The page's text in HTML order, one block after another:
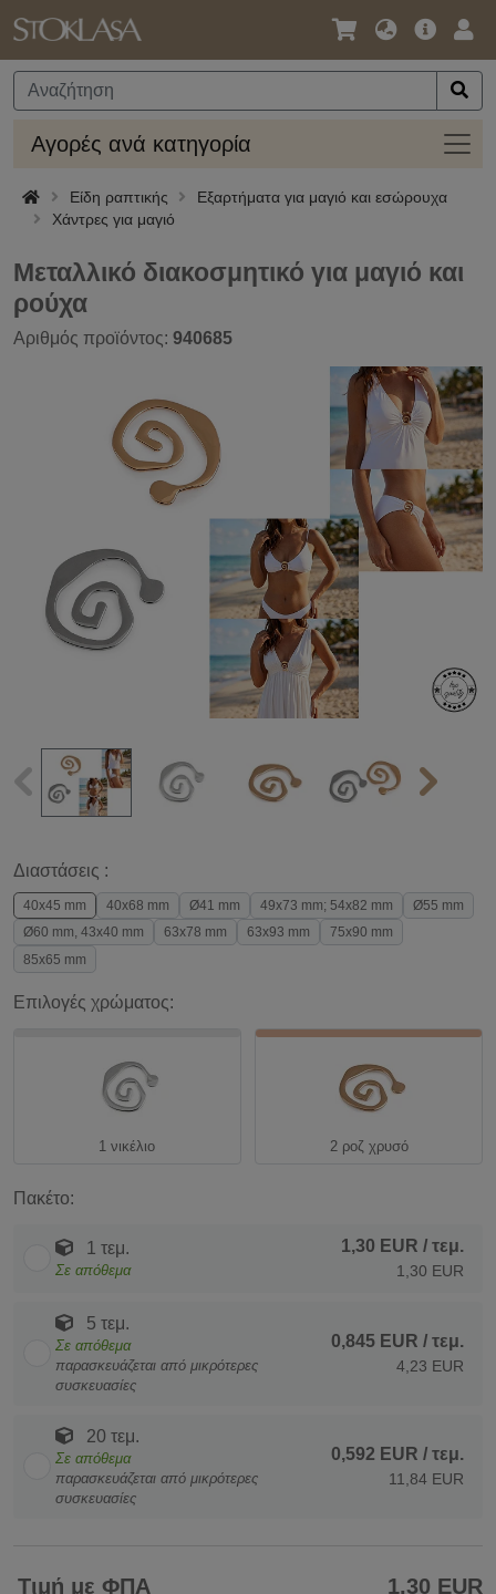
Γλώσσα
Νόμισμα
Κύρια
Αγορές ανά κατηγορία
ανά
Είδη ραπτικής
Εξαρτήματα για μαγιό και εσώρουχα
Χάντρες για μαγιό
Μεταλλικό διακοσμητικό για μαγιό και
ρούχα
Αριθμός προϊόντος: 940685
Διαστάσεις :
40x45 mm 40x68 mm Ø41 mm 49x73 mm; 54x82 mm
Ø55 mm
Ø60 mm, 43x40 mm
63x78 mm 63x93 mm
75x90 mm
85x65 mm
Επιλογές χρώματος:
1 νικέλιο 2 ροζ χρυσό
Πακέτο:
1 τεμ.
Σε απόθεμα
1,30 EUR / τεμ.
1,30 EUR
5 τεμ.
Σε απόθεμα
παρασκευάζεται από μικρότερες
συσκευασίες
0,845 EUR / τεμ.
4,23 EUR
20 τεμ.
Σε απόθεμα
παρασκευάζεται από μικρότερες
συσκευασίες
0,592 EUR / τεμ.
11,84 EUR
Τιμή με ΦΠΑ 1,30 EUR